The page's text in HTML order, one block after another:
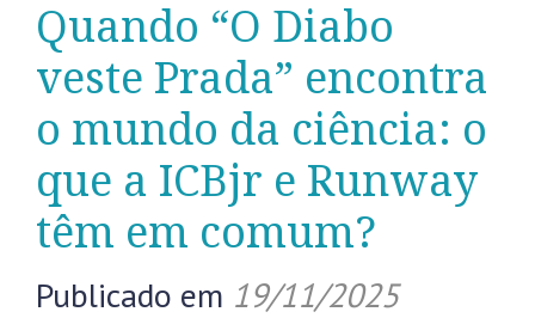
Quando “O Diabo
veste Prada” encontra
o mundo da ciência: o
que a ICBjr e Runway
têm em comum?
Publicado em 19/11/2025